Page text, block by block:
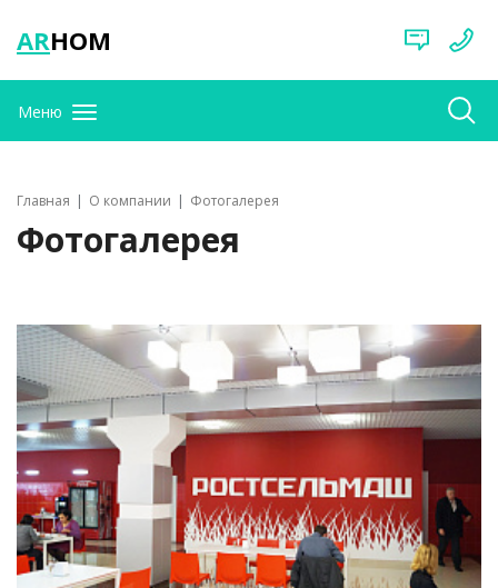
ARHOM
Меню
Главная О компании Фотогалерея
Фотогалерея